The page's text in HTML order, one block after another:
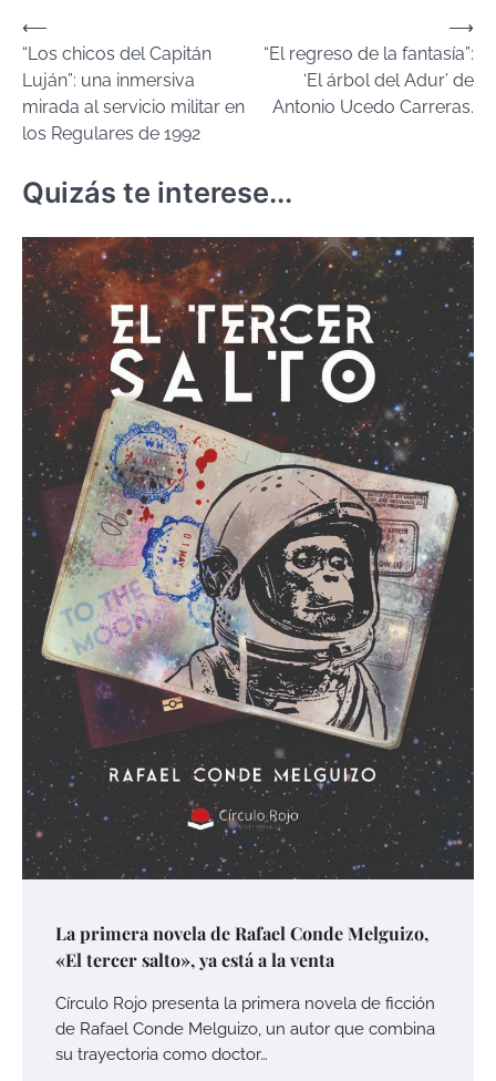
Navegación
de
entradas
⟵
“Los chicos del Capitán
Luján”: una inmersiva
mirada al servicio militar en
los Regulares de 1992
“El regreso de la fantasía”:
‘El árbol del Adur’ de
Antonio Ucedo Carreras.
⟶
Quizás te interese...
La primera novela de Rafael Conde Melguizo,
«El tercer salto», ya está a la venta
Círculo Rojo presenta la primera novela de ficción
de Rafael Conde Melguizo, un autor que combina
su trayectoria como doctor…